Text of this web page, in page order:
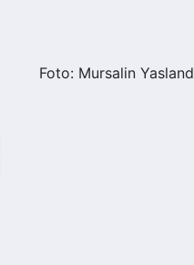
Foto: Mursalin Yasland